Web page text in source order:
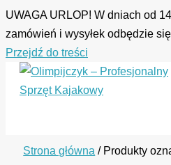
UWAGA URLOP! W dniach od
zamówień i wysyłek odbędzie
Przejdź do treści
Strona główna / Produkty